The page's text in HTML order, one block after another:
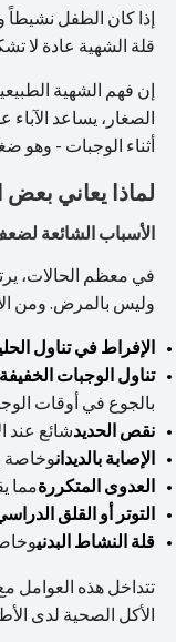
إذا كان الطفل
قلة الشهية عادة لا
إن فهم الشهية
الصغار، يساعد
أثناء الوجبات - وهو
لماذا يعاني
الأسباب الشائعة
في معظم الحالات،
وليس بالمرض. ومن
الإفراط في تناول
تناول الوجبات
بالجوع في أوقات
نقص الحديدشائع عند
الإصابة بالديدانوخاصة
العدوى المتكررةمما
التوتر أو القلق
قلة النشاط البدني
تتداخل هذه العوامل
الأكل الصحية لدى